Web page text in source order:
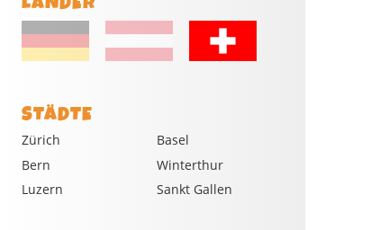
STÄDTE
Zürich
Basel
Bern
Winterthur
Luzern
Sankt Gallen